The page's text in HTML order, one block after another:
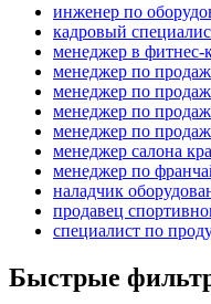
инженер по
кадровый
менеджер в фитнес-
менеджер по
менеджер по
менеджер по
менеджер по
менеджер салона
менеджер по
наладчик
продавец
специалист по
Быстрые